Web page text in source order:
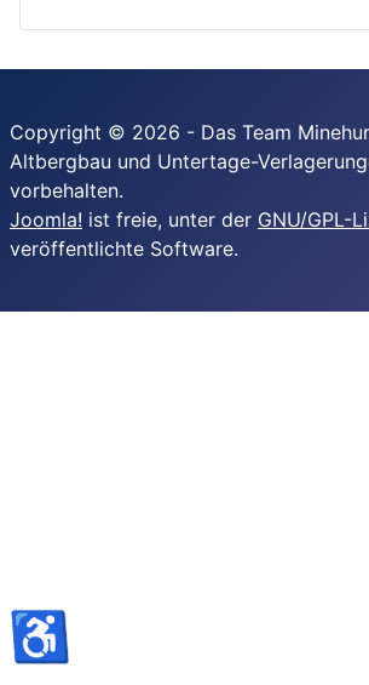
Copyright © 2026 - Das Team
Altbergbau und Untertage-
vorbehalten.
Joomla! ist freie, unter der GNU/GPL-
veröffentlichte Software.